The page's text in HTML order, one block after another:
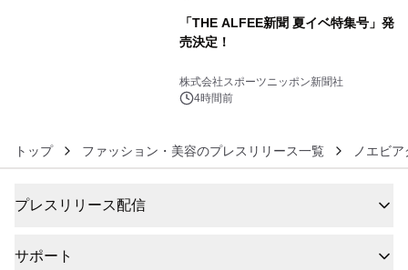
「THE ALFEE新聞 夏イベ特集号」発
売決定！
株式会社スポーツニッポン新聞社
4時間前
トップ ファッション・美容のプレスリリース一覧 ノエビ
プレスリリース配信
サポート